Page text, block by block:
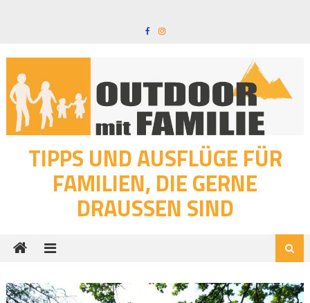
TIPPS UND AUSFLÜGE FÜR
FAMILIEN, DIE GERNE
DRAUSSEN SIND